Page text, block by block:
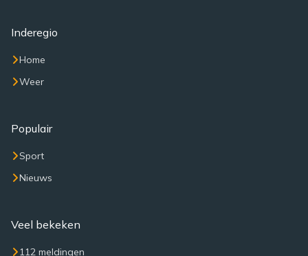
Inderegio
Home
Weer
Populair
Sport
Nieuws
Veel bekeken
112 meldingen